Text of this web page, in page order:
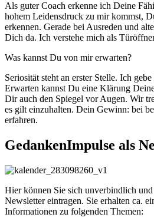
Als guter Coach erkenne ich Deine
hohem Leidensdruck zu mir kommst,
erkennen. Gerade bei Ausreden und
Dich da. Ich verstehe mich als
Was kannst Du von mir erwarten?
Seriosität steht an erster Stelle. Ich
Erwarten kannst Du eine Klärung
Dir auch den Spiegel vor Augen. Wir
es gilt einzuhalten. Dein Gewinn: bei
erfahren.
GedankenImpulse als
Hier können Sie sich unverbindlich
Newsletter eintragen. Sie erhalten ca.
Informationen zu folgenden Themen: